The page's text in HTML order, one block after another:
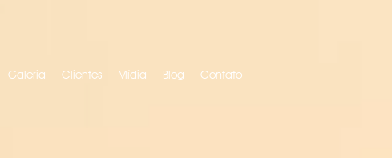
Galeria Clientes Mídia Blog Contato